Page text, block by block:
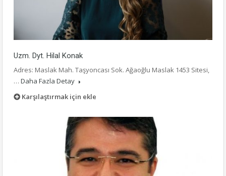
Uzm. Dyt. Hilal Konak
Adres: Maslak Mah. Taşyoncası Sok. Ağaoğlu Maslak 1453 Sitesi,
… Daha Fazla Detay
Karşılaştırmak için ekle